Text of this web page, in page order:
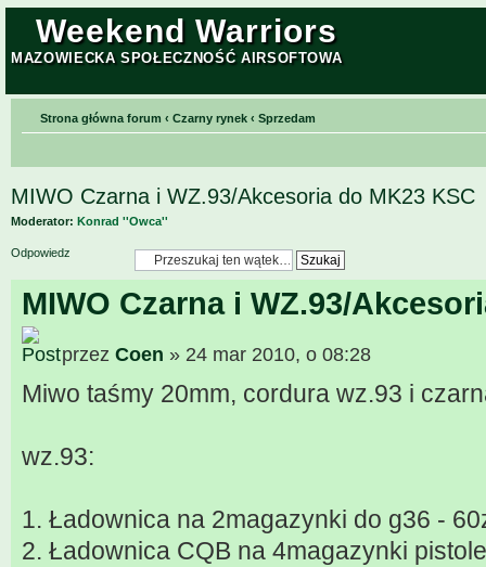
Weekend Warriors
MAZOWIECKA SPOŁECZNOŚĆ AIRSOFTOWA
Strona główna forum ‹ Czarny rynek ‹ Sprzedam
MIWO Czarna i WZ.93/Akcesoria do MK23 KSC
Moderator: Konrad ''Owca''
Odpowiedz
MIWO Czarna i WZ.93/
przez Coen » 24 mar 2010, o 08:28
Miwo taśmy 20mm, cordura wz.93 i
wz.93:
1. Ładownica na 2magazynki do g36 -
2. Ładownica CQB na 4magazynki